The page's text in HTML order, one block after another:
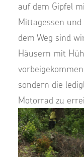
auf dem Gipfel
Mittagessen
dem Weg sind
Häusern mit
sondern die
Motorrad zu